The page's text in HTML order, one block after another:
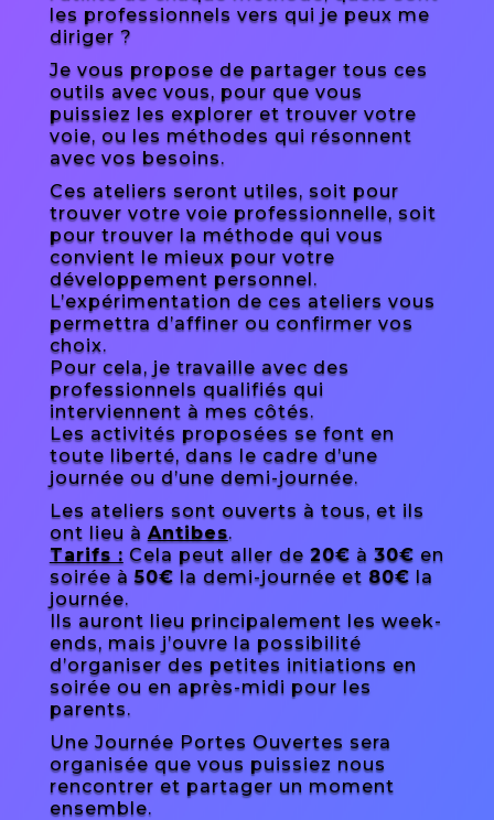
les professionnels vers qui je peux me
diriger ?
Je vous propose de partager tous ces
outils avec vous, pour que vous
puissiez les explorer et trouver votre
voie, ou les méthodes qui résonnent
avec vos besoins.
Ces ateliers seront utiles, soit pour
trouver votre voie professionnelle, soit
pour trouver la méthode qui vous
convient le mieux pour votre
développement personnel.
L’expérimentation de ces ateliers vous
permettra d’affiner ou confirmer vos
choix.
Pour cela, je travaille avec des
professionnels qualifiés qui
interviennent à mes côtés.
Les activités proposées se font en
toute liberté, dans le cadre d’une
journée ou d’une demi-journée.
Les ateliers sont ouverts à tous, et ils
ont lieu à Antibes.
Tarifs : Cela peut aller de 20€ à 30€ en
soirée à50€ la demi-journée et 80€ la
journée.
Ils auront lieu principalement les week-
ends, mais j’ouvre la possibilité
d’organiser des petites initiations en
soirée ou en après-midi pour les
parents.
Une Journée Portes Ouvertes sera
organisée que vous puissiez nous
rencontrer et partager un moment
ensemble.